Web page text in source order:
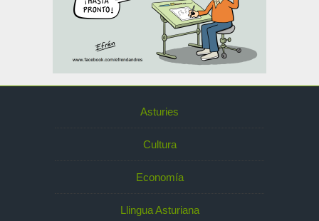
Asturies
Cultura
Economía
Llingua Asturiana